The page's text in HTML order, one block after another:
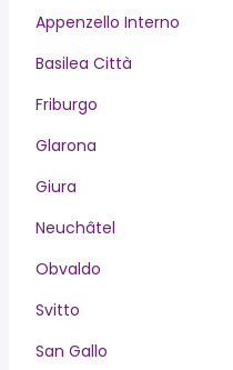
Appenzello Interno
Basilea Città
Friburgo
Glarona
Giura
Neuchâtel
Obvaldo
Svitto
San Gallo